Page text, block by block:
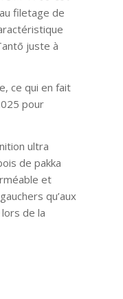
filetage de
juste à
ce qui en fait
pour
ultra
de pakka
et
qu’aux
de la